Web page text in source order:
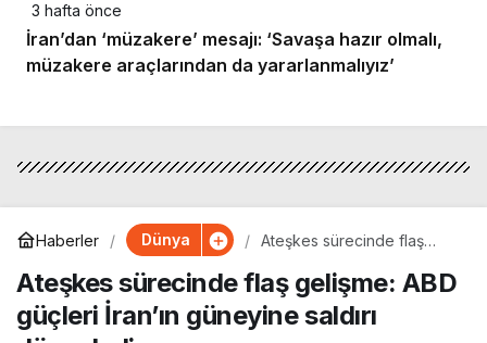
3 hafta önce
İran’dan ‘müzakere’ mesajı: ‘Savaşa hazır olmalı,
müzakere araçlarından da yararlanmalıyız’
Haberler Dünya
Ateşkes sürecinde flaş
güneyine saldırı düzenledi
Ateşkes sürecinde flaş gelişme: ABD
güçleri İran’ın güneyine saldırı